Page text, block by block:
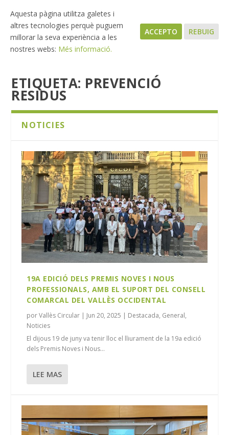
ETIQUETA: PREVENCIÓ
RESIDUS
NOTICIES
19A EDICIÓ DELS PREMIS NOVES I NOUS
PROFESSIONALS, AMB EL SUPORT DEL CONSELL
COMARCAL DEL VALLÈS OCCIDENTAL
porVallès Circular | Jun 20, 2025 | Destacada, General,
Noticies
El dijous 19 de juny va tenir lloc el lliurament de la 19a edició
dels Premis Noves i Nous...
LEE MAS
Aquesta pàgina utilitza galetes i
altres tecnologies perquè puguem
millorar la seva experiència a les
nostres webs: Més informació.
ACCEPTO REBUIG